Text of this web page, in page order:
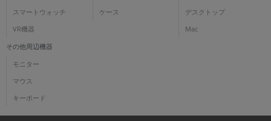
スマートウォッチ
VR機器
ケース デスクトップ
Mac
その他周辺機器
モニター
マウス
キーボード